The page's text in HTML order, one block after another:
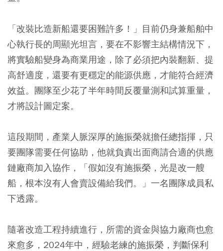
「改裝比造新船還要困難許多！」目前仍身兼船舶中
心執行長的周顯光坦言，要在不影響主結構情況下，
將實驗船變身為商業用途，除了必須把內裝翻新、提
高舒適度，還要有更穩定的能源供應，才能符合經濟
效益。團隊至少花了半年時間反覆量測和試算重量，
才將設計圖定案。
這段期間，產業人脈深厚的施振榮就擔任總指揮，只
要團隊需要任何協助，他就負責出面商請合適的供應
鏈廠商加入協作，「假如沒有施振榮，光是改一艘
船，根本沒有人會賣設備給我們。」一名團隊成員私
下透露。
隨著改造工程持續進行，所需的資金與協力廠商也愈
來愈多，2024年中，經驗老練的施振榮，判斷保利